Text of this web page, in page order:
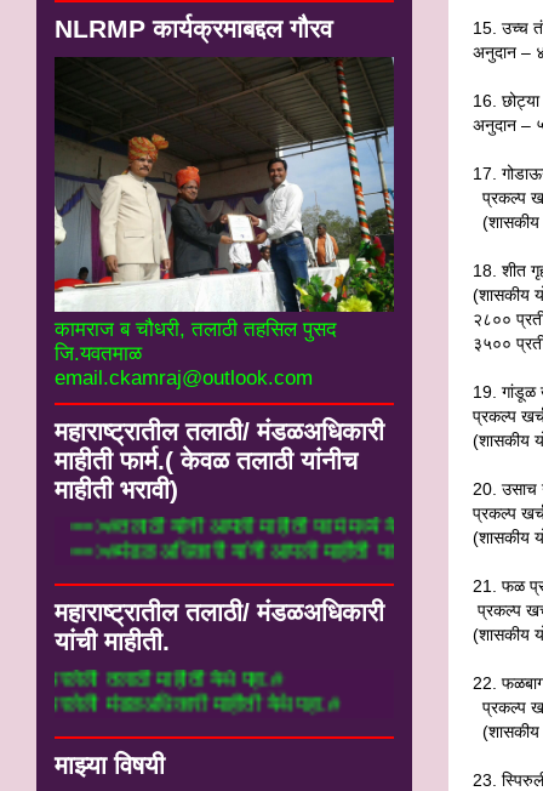
15. उच्च
अनुदान –
16.
अनुदान –
17.
प्रकल्प
18. शीत
(शासकीय
२८००
३५००
19. गांडूळ
प्रकल्प
(शासकीय
20. उसाच
प्रकल्प
(शासकीय
21.
फळ
प्रकल्प
(शासकीय
22.
प्रकल्प
23.
NLRMP कार्यक्रमाबद्दल गौरव
कामराज ब चौधरी, तलाठी तहसिल पुसद
जि.यवतमाळ
email.ckamraj@outlook.com
महाराष्ट्रातील तलाठी/ मंडळअधिकारी
माहीती फार्म.( केवळ तलाठी यांनीच
माहीती भरावी)
==>#तलाठी यांनी आपली माहीती फार्म मध्ये
==>#मंडळ अधिकारी यांनी आपली माहीती
महाराष्ट्रातील तलाठी/ मंडळअधिकारी
यांची माहीती.
माहीती येथे पहा.#
माहीती येथे पहा.#
माझ्या विषयी